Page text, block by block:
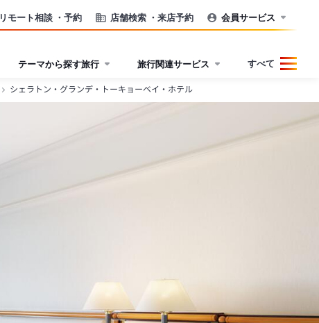
リモート相談 ・予約 店舗検索 ・来店予約 会員サービス
テーマから探す旅行 旅行関連サービス すべて
シェラトン・グランデ・トーキョーベイ・ホテル